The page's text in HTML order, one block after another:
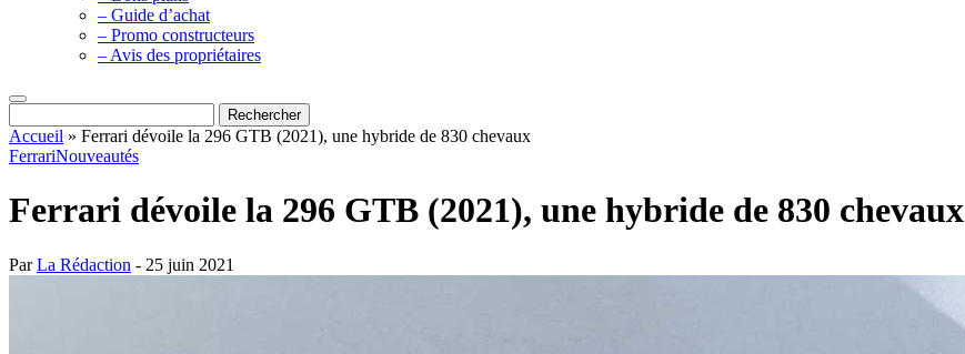
– Guide d’achat
– Promo constructeurs
– Avis des propriétaires
Accueil » Ferrari dévoile la 296 GTB (2021), une hybride de 830 chevaux
FerrariNouveautés
Ferrari dévoile la 296 GTB (2021), une hybride de 830 chevaux
ParLa Rédaction - 25 juin 2021